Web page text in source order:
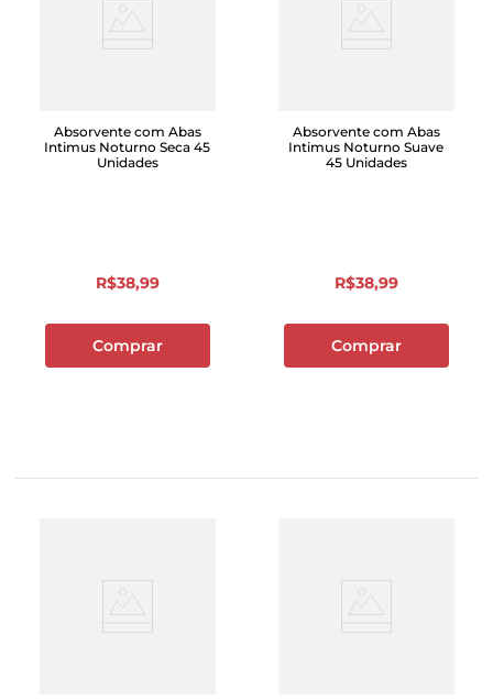
Absorvente com Abas
Intimus Noturno Seca 45
Unidades
R$38,99
Comprar
Absorvente com Abas
Intimus Noturno Suave
45 Unidades
R$38,99
Comprar